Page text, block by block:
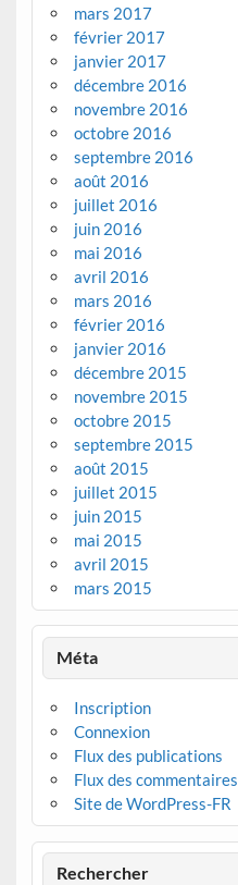
mars 2017
février 2017
janvier 2017
décembre 2016
novembre 2016
octobre 2016
septembre 2016
août 2016
juillet 2016
juin 2016
mai 2016
avril 2016
mars 2016
février 2016
janvier 2016
décembre 2015
novembre 2015
octobre 2015
septembre 2015
août 2015
juillet 2015
juin 2015
mai 2015
avril 2015
mars 2015
Méta
Inscription
Connexion
Flux des publications
Flux des commentaires
Site de WordPress-FR
Rechercher